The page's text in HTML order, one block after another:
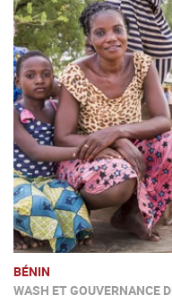
BÉNIN
WASH ET GOUVERNANCE